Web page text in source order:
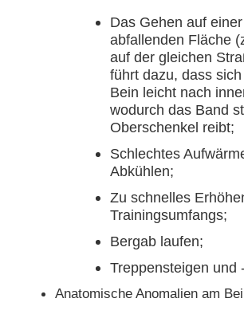
Das Gehen auf
abfallenden Fläche
auf der gleichen
führt dazu, dass sich
Bein leicht nach
wodurch das Band
Oberschenkel reibt;
Schlechtes
Abkühlen;
Zu schnelles
Trainingsumfangs;
Bergab laufen;
Treppensteigen und
Anatomische Anomalien am